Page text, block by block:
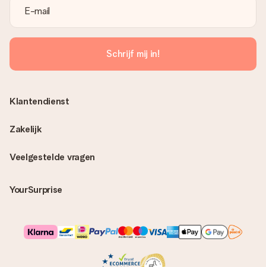
Schrijf mij in!
Veelgestelde vragen
YourSurprise
Klantendienst
Zakelijk